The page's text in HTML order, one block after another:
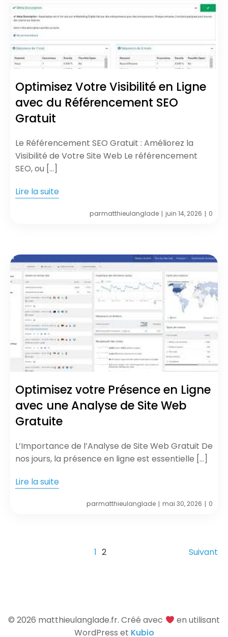
Optimisez Votre Visibilité en Ligne
avec du Référencement SEO
Gratuit
Le Référencement SEO Gratuit : Améliorez la
Visibilité de Votre Site Web Le référencement
SEO, ou […]
Lire la suite
parmatthieulanglade | juin 14, 2026 | 0
Optimisez votre Présence en Ligne
avec une Analyse de Site Web
Gratuite
L’Importance de l’Analyse de Site Web Gratuit De
nos jours, la présence en ligne est essentielle […]
Lire la suite
parmatthieulanglade | mai 30, 2026 | 0
1 2 Suivant
© 2026 matthieulanglade.fr. Créé avec
en utilisant
WordPress et Kubio